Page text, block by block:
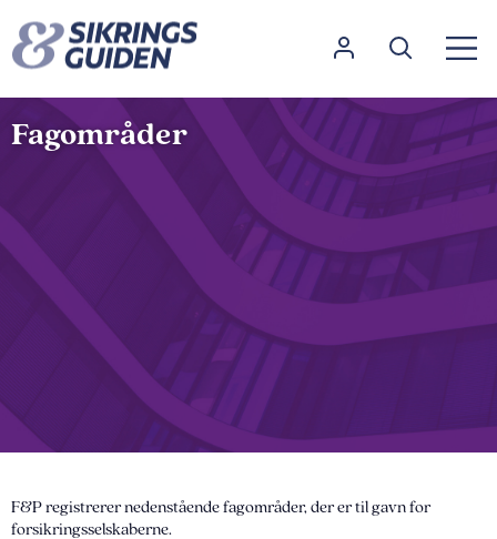
Fagområder
F&P registrerer nedenstående fagområder, der er til gavn for
forsikringsselskaberne.